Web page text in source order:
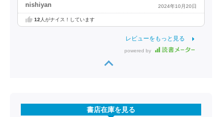
nishiyan 2024年10月20日
12人がナイス！しています
レビューをもっと見る
powered by
書店在庫を見る